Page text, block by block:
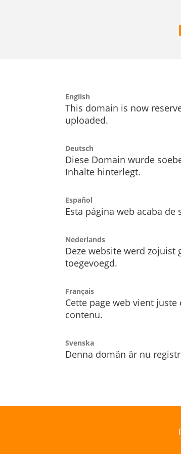
English
This domain is now
uploaded.
Deutsch
Diese Domain wurde
Inhalte hinterlegt.
Español
Esta página web acaba
Nederlands
Deze website werd
toegevoegd.
Français
Cette page web vient
contenu.
Svenska
Denna domän är nu